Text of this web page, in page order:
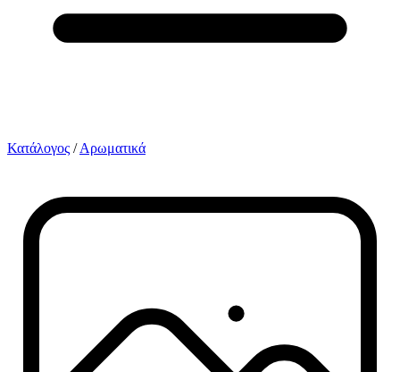
Κατάλογος / Αρωματικά